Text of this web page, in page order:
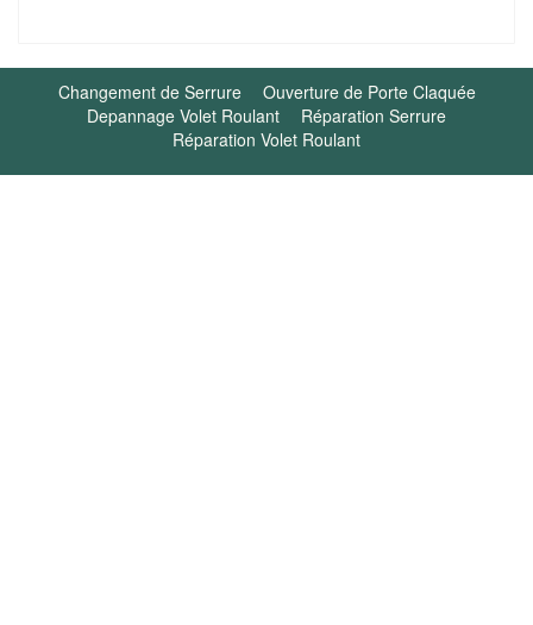
Changement de Serrure
Ouverture de Porte Claquée
Depannage Volet Roulant
Réparation Serrure
Réparation Volet Roulant